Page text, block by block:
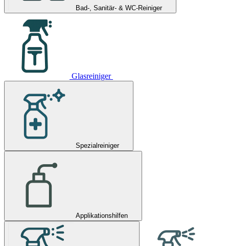
Bad-, Sanitär- & WC-Reiniger
Glasreiniger
Spezialreiniger
Applikationshilfen